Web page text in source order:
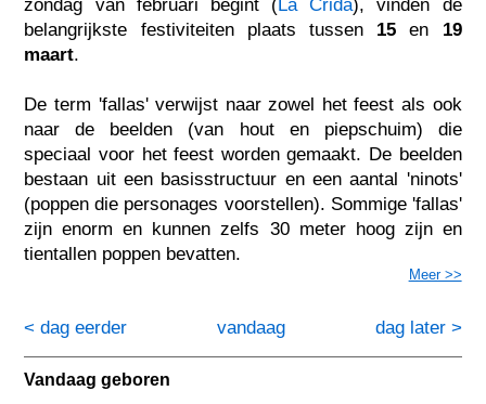
zondag van februari begint (La Crida), vinden de
belangrijkste festiviteiten plaats tussen 15 en 19
maart.
De term 'fallas' verwijst naar zowel het feest als ook
naar de beelden (van hout en piepschuim) die
speciaal voor het feest worden gemaakt. De beelden
bestaan uit een basisstructuur en een aantal 'ninots'
(poppen die personages voorstellen). Sommige 'fallas'
zijn enorm en kunnen zelfs 30 meter hoog zijn en
tientallen poppen bevatten.
Meer >>
< dag eerder dag later >
vandaag
Vandaag geboren